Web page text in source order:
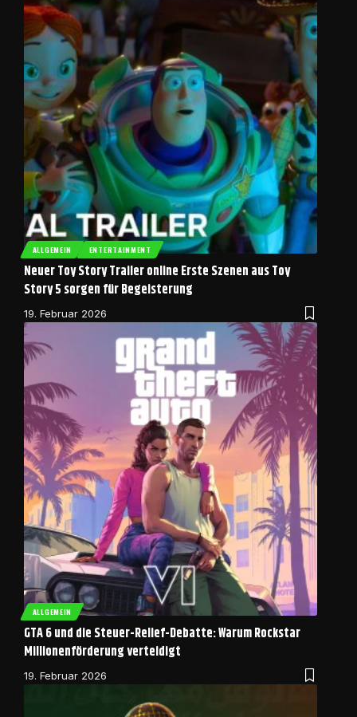
ALLGEMEIN ENTERTAINMENT
Neuer Toy Story Trailer online Erste Szenen aus Toy
Story 5 sorgen für Begeisterung
19. Februar 2026
ALLGEMEIN
GTA 6 und die Steuer-Relief-Debatte: Warum Rockstar
Millionenförderung verteidigt
19. Februar 2026